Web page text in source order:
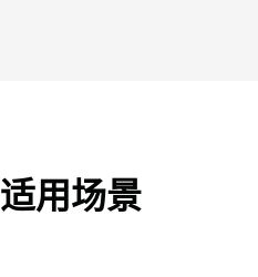
适用场景